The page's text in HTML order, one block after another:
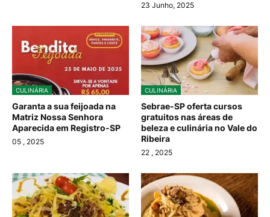
23 Junho, 2025
CULINÁRIA
Garanta a sua feijoada na
Matriz Nossa Senhora
Aparecida em Registro-SP
05 , 2025
CULINÁRIA
Sebrae-SP oferta cursos
gratuitos nas áreas de
beleza e culinária no Vale do
Ribeira
22 , 2025